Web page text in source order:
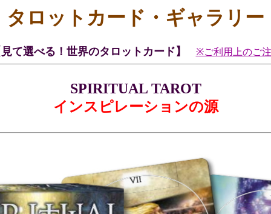
タロットカード・ギャラリー
て選べる！世界のタロットカード】 ※ご利用上のご
SPIRITUAL TAROT
インスピレーションの源